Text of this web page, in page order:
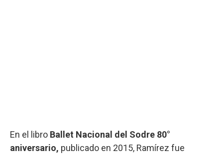
En el libro Ballet Nacional del Sodre 80°
aniversario, publicado en 2015, Ramírez fue